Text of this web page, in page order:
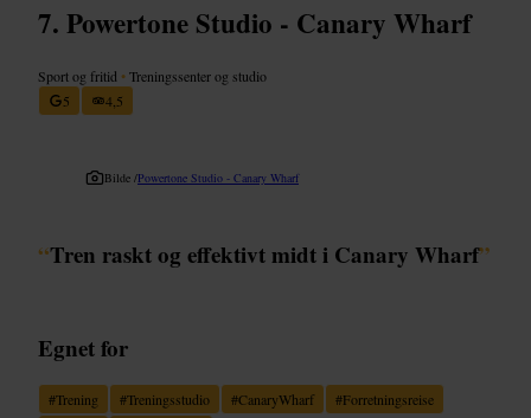
Powertone Studio - Canary Wharf
Sport og fritid •Treningssenter og studio
5
4,5
Bilde /Powertone Studio - Canary Wharf
“Tren raskt og effektivt midt i Canary Wharf”
Egnet for
#Trening #Treningsstudio #CanaryWharf #Forretningsreise